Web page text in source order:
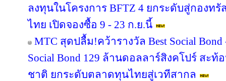
ลงทุนในโครงการ BFTZ 4 ยกระดับสู่กองท
ไทย เปิดจองซื้อ 9 - 23 ก.ย.นี้
MTC สุดปลื้ม!คว้ารางวัล Best Social
Social Bond 129 ล้านดอลลาร์สิงคโปร์ สะ
ชาติ ยกระดับตลาดทุนไทยสู่เวทีสากล